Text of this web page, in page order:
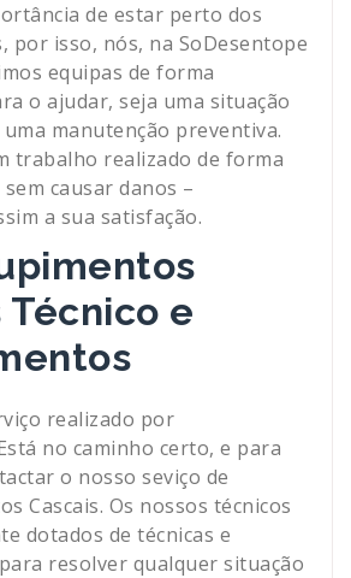
de estar perto dos
por isso, nós, na SoDesentope
equipas de forma
o ajudar, seja uma situação
manutenção preventiva.
trabalho realizado de forma
causar danos –
a sua satisfação.
Técnico e
realizado por
no caminho certo, e para
o nosso seviço de
Cascais. Os nossos técnicos
dotados de técnicas e
resolver qualquer situação